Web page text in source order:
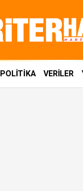
POLİTİKA VERİLER